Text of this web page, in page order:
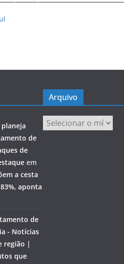
de
de
em
a cesta
aponta
de
- Notícias
região |
que
Arquivo
Arquivo